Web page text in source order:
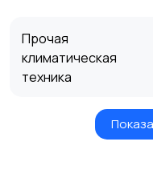
Прочая
климатическая
техника
Вентиляторы